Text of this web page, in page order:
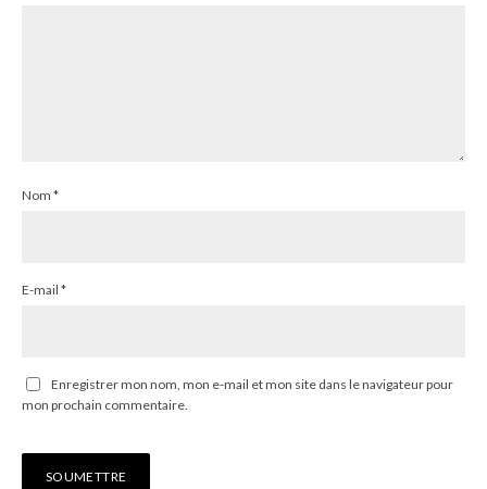
Nom *
E-mail *
Enregistrer mon nom, mon e-mail et mon site dans le navigateur pour
mon prochain commentaire.